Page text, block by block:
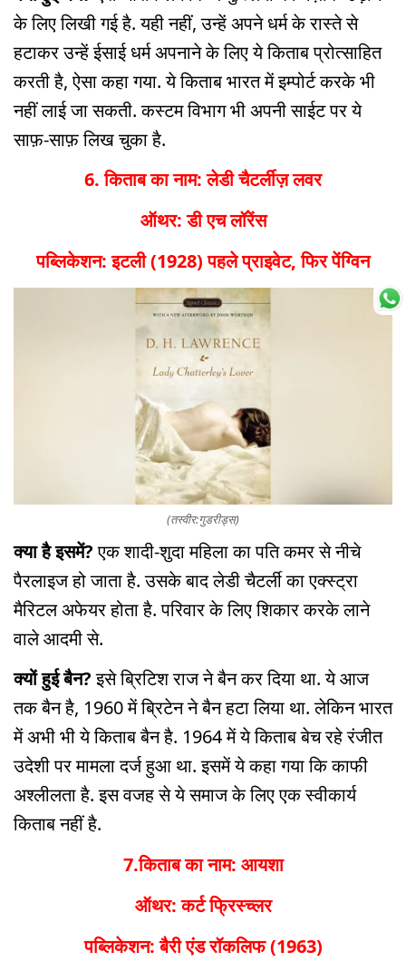
के लिए लिखी गई है. यही नहीं, उन्हें अपने धर्म के रास्ते से
हटाकर उन्हें ईसाई धर्म अपनाने के लिए ये किताब प्रोत्साहित
करती है, ऐसा कहा गया. ये किताब भारत में इम्पोर्ट करके भी
नहीं लाई जा सकती. कस्टम विभाग भी अपनी साईट पर ये
साफ़-साफ़ लिख चुका है.
6. किताब का नाम: लेडी चैटर्लीज़ लवर
ऑथर: डी एच लॉरेंस
पब्लिकेशन: इटली (1928) पहले प्राइवेट, फिर पेंग्विन
(तस्वीर:गुडरीड्स)
क्या है इसमें?एक शादी-शुदा महिला का पति कमर से नीचे
पैरलाइज हो जाता है. उसके बाद लेडी चैटर्ली का एक्स्ट्रा
मैरिटल अफेयर होता है. परिवार के लिए शिकार करके लाने
वाले आदमी से.
क्यों हुई बैन?इसे ब्रिटिश राज ने बैन कर दिया था. ये आज
तक बैन है, 1960 में ब्रिटेन ने बैन हटा लिया था. लेकिन भारत
में अभी भी ये किताब बैन है. 1964 में ये किताब बेच रहे रंजीत
उदेशी पर मामला दर्ज हुआ था. इसमें ये कहा गया कि काफी
अश्लीलता है. इस वजह से ये समाज के लिए एक स्वीकार्य
किताब नहीं है.
7.किताब का नाम: आयशा
ऑथर: कर्ट फ्रिस्च्लर
पब्लिकेशन: बैरी एंड रॉकलिफ (1963)